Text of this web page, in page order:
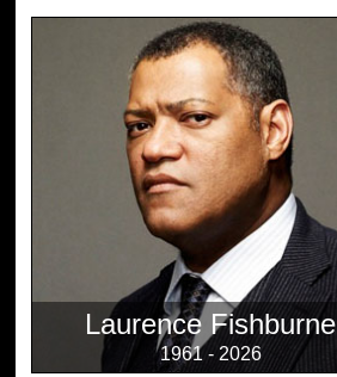
Laurence Fishburne
1961 - 2026